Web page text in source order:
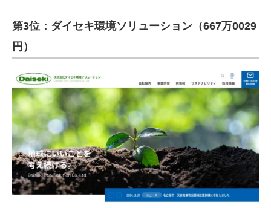
第3位：ダイセキ環境ソリューション（667万0029
円）